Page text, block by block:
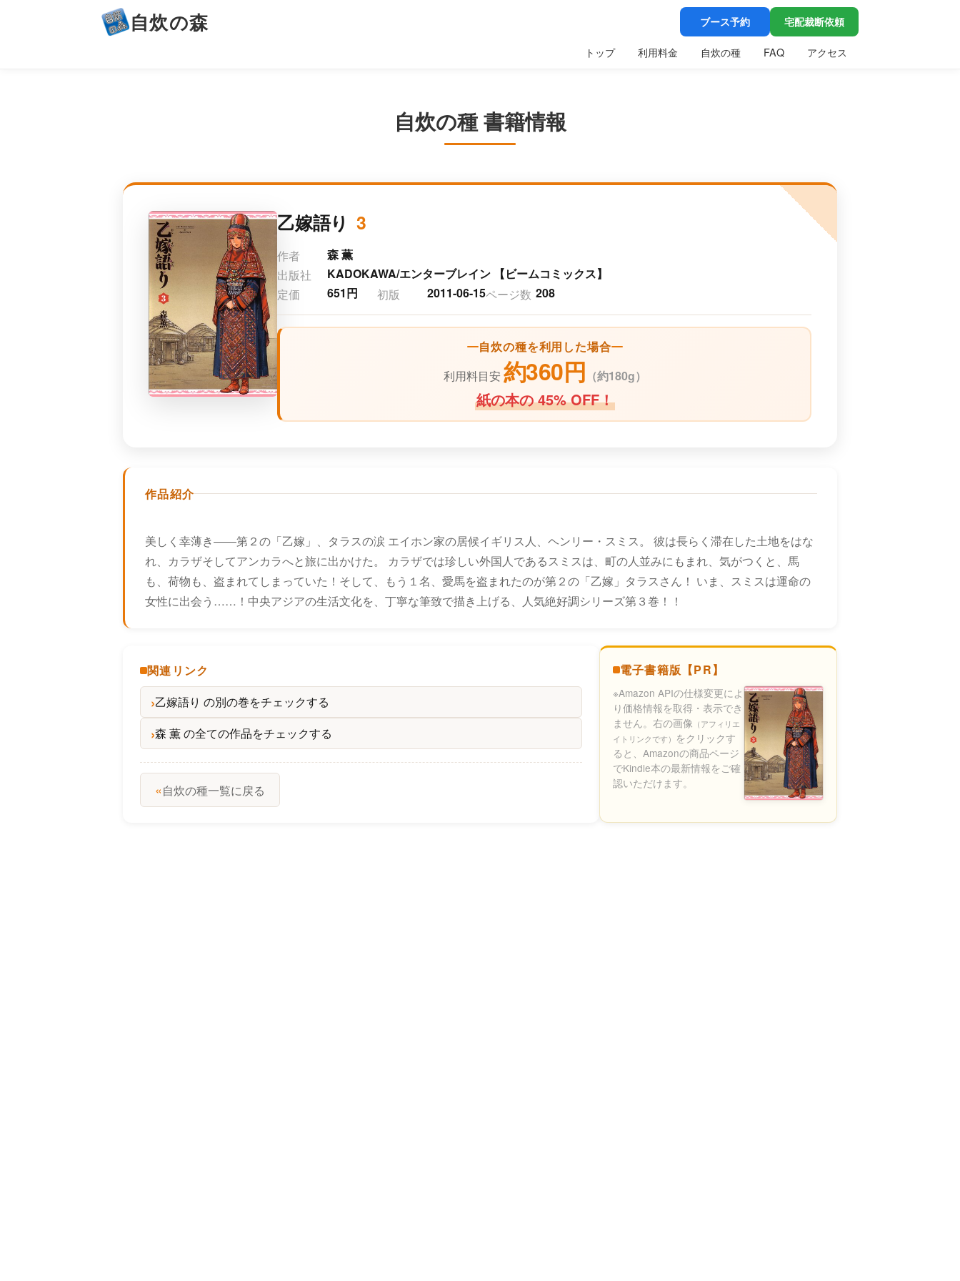
自炊の森 ブース予約 宅配裁断依頼
トップ 利用料金 自炊の種 FAQ アクセス
自炊の種 書籍情報
乙嫁語り 3
作者
森 薫
出版社
KADOKAWA/エンターブレイン 【ビームコミックス】
定価
651円 初版 2011-06-15ページ数 208
自炊の種を利用した場合
利用料目安約360円 （約180g）
紙の本の 45% OFF！
作品紹介
美しく幸薄き――第２の「乙嫁」、タラスの涙 エイホン家の居候イギリス人、ヘンリー・スミス。 彼は長らく滞在した土地をはな
れ、カラザそしてアンカラへと旅に出かけた。 カラザでは珍しい外国人であるスミスは、町の人並みにもまれ、気がつくと、馬
も、荷物も、盗まれてしまっていた！そして、もう１名、愛馬を盗まれたのが第２の「乙嫁」タラスさん！ いま、スミスは運命の
女性に出会う……！中央アジアの生活文化を、丁寧な筆致で描き上げる、人気絶好調シリーズ第３巻！！
関連リンク
乙嫁語り の別の巻をチェックする
森 薫 の全ての作品をチェックする
«自炊の種一覧に戻る
電子書籍版【PR】
※Amazon APIの仕様変更によ
り価格情報を取得・表示でき
ません。右の画像 （アフィリエ
イトリンクです） をクリックす
ると、Amazonの商品ページ
でKindle本の最新情報をご確
認いただけます。